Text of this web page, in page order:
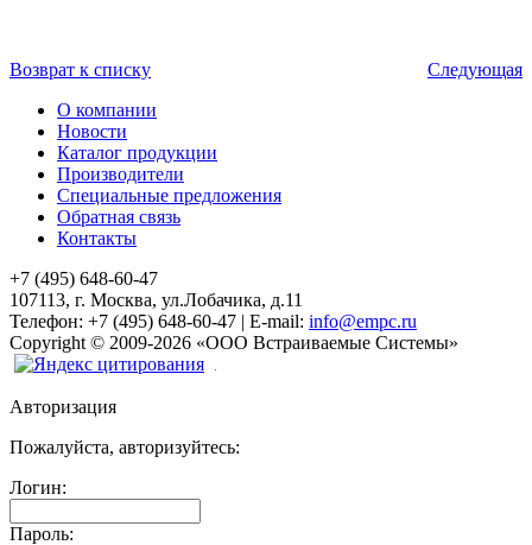
Возврат к списку
Следующая
О компании
Новости
Каталог продукции
Производители
Специальные предложения
Обратная связь
Контакты
+7 (495) 648-60-47
107113, г. Москва, ул.Лобачика, д.11
Телефон: +7 (495) 648-60-47 | E-mail: info@empc.ru
Copyright © 2009-2026 «ООО Встраиваемые Системы»
Авторизация
Пожалуйста, авторизуйтесь:
Логин:
Пароль: